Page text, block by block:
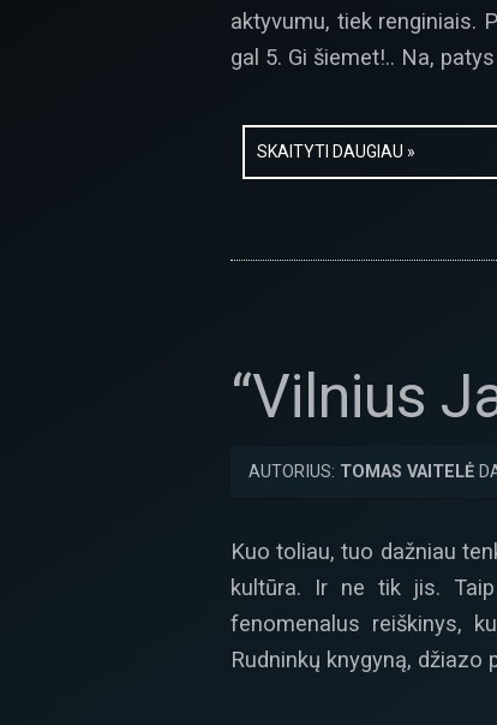
aktyvumu, tiek renginiais.
gal 5. Gi šiemet!.. Na,
SKAITYTI DAUGIAU »
“Vilnius
AUTORIUS: TOMAS VAITELĖ
Kuo toliau, tuo dažniau
kultūra. Ir ne tik jis.
fenomenalus reiškinys,
Rudninkų knygyną, džiazo